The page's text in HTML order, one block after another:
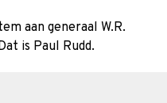
aan generaal W.R.
is Paul Rudd.